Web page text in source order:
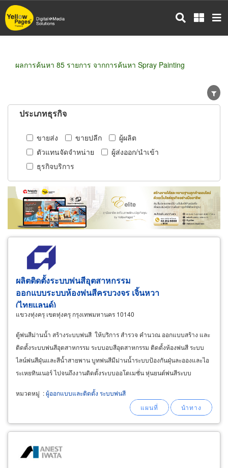
ข้าม
ไป
ผลการค้นหา 85 รายการ จากการค้นหา Spray Painting
ประเภทธุรกิจ
ขายส่ง ขายปลีก
ผู้ผลิต
ตัวแทนจัดจำหน่าย
ผู้ส่งออก/นำเข้า
ธุรกิจบริการ
ผลิตติดตั้งระบบพ่นสีอุตสาหกรรม
ออกแบบระบบห้องพ่นสีครบวงจร เจิ้นหวา
(ไทยแลนด์)
แขวงทุ่งครุ เขตทุ่งครุ กรุงเทพมหานคร 10140
ตู้พ่นสีม่านน้ำ สร้างระบบพ่นสี ให้บริการ สำรวจ คำนวณ ออกแบบสร้าง และ
ติดตั้งระบบพ่นสีอุตสาหกรรม ระบบอบสีอุตสาหกรรม ติดตั้งห้องพ่นสี ระบบ
ไลน์พ่นสีฝุ่นและสีน้ำสายพาน บูทพ่นสีมีม่านน้ำระบบป้องกันฝุ่นละอองและไอ
ระเหยทินเนอร์ ไปจนถึงงานติดตั้งระบบออโตเมชั่น หุ่นยนต์พ่นสีระบบ
หมวดหมู่ :ผู้ออกแบบและติดตั้ง ระบบพ่นสี